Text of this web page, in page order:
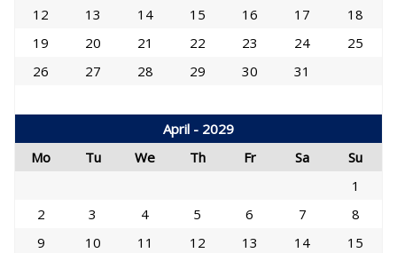
12
13 14 15 16 17
18
19
20 21 22 23 24
25
26
27 28 29 30 31
April - 2029
Mo
Tu We Th Fr Sa
Su
1
2
3 4 5 6 7
8
9
10 11 12 13 14
15